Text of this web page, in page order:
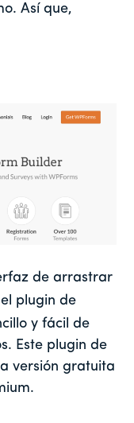
Así que,
de arrastrar
plugin de
y fácil de
Este plugin de
versión gratuita